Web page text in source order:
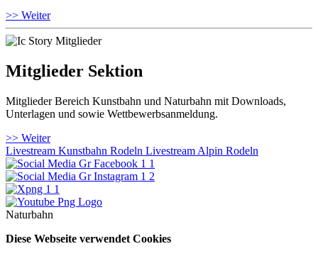
>> Weiter
Mitglieder Sektion
Mitglieder Bereich Kunstbahn und Naturbahn mit Downloads,
Unterlagen und sowie Wettbewerbsanmeldung.
>> Weiter
Livestream Kunstbahn Rodeln Livestream Alpin Rodeln
Naturbahn
Diese Webseite verwendet Cookies